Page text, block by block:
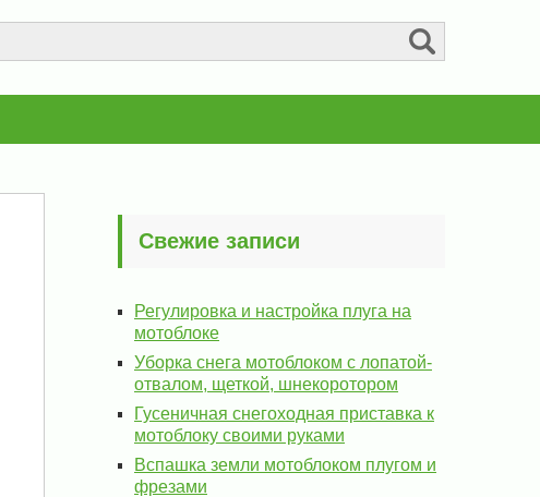
Свежие записи
Регулировка и настройка плуга на
мотоблоке
Уборка снега мотоблоком с лопатой-
отвалом, щеткой, шнекоротором
Гусеничная снегоходная приставка к
мотоблоку своими руками
Вспашка земли мотоблоком плугом и
фрезами